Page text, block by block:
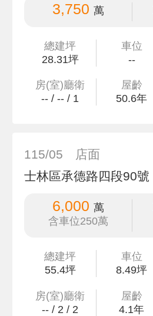
3,750 萬
總建坪
28.31坪
車位
--
房(室)廳衛
-- /-- / 1
屋齡
50.6年
115/05
店面
士林區承德路四段90號
6,000 萬
含車位250萬
總建坪
55.4坪
車位
8.49坪
房(室)廳衛
-- / 2 / 2
屋齡
4.1年